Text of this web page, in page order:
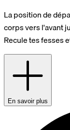
La position de
corps vers l'avant
Recule tes fesses
En savoir plus